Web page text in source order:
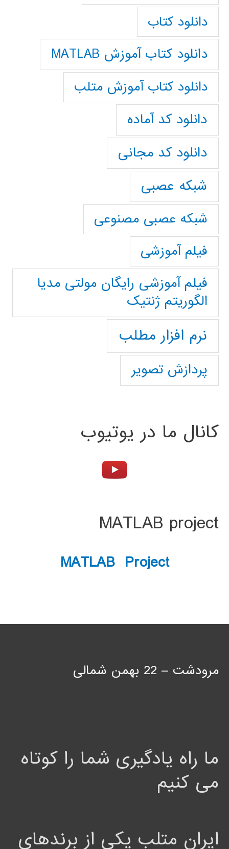
دانلود کتاب
دانلود کتاب آموزش MATLAB
دانلود کتاب آموزش متلب
دانلود کد آماده
دانلود کد مجانی
شبکه عصبی
شبکه عصبی مصنوعی
فیلم آموزشی
فیلم آموزشی رایگان مولتی مدیا
الگوریتم ژنتیک
نرم افزار مطلب
پردازش تصویر
کانال ما در یوتیوب
MATLAB project
MATLAB Project
مرودشت – 22 بهمن شمالی
ما راه یادگیری شما را کوتاه
می کنیم
ایران متلب یکی از برندهای